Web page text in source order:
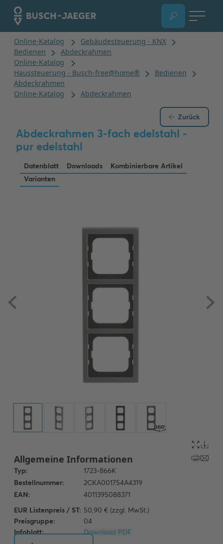
Zurück
Abdeckrahmen 3-fach edelstahl -
pur edelstahl
Datenblatt Downloads
Kombinierbare Artikel
Varianten
EUR Listenpreis / ST: 50,90 € (zzgl. MwSt.)
Preisgruppe:
04
Infoblatt:
Download PDF